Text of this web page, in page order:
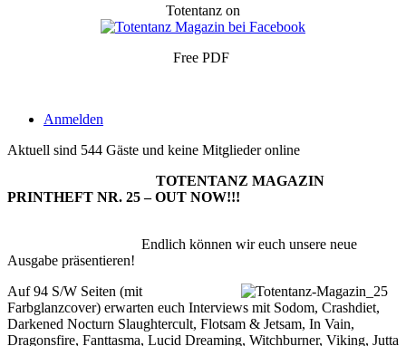
Totentanz on
Free PDF
Anmelden
Aktuell sind 544 Gäste und keine Mitglieder online
TOTENTANZ MAGAZIN
PRINTHEFT NR. 25 – OUT NOW!!!
Endlich können wir euch unsere neue
Ausgabe präsentieren!
Auf 94 S/W Seiten (mit
Farbglanzcover) erwarten euch Interviews mit Sodom, Crashdiet,
Darkened Nocturn Slaughtercult, Flotsam & Jetsam, In Vain,
Dragonsfire, Fanttasma, Lucid Dreaming, Witchburner, Viking, Jutta